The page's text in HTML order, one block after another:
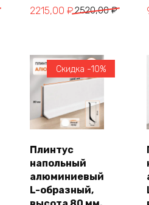
2520,00₽
Первоначальная
2520,00 ₽.
2215,00 ₽
Текущая
В
корзину
Скидка -10%
Плинтус
напольный
алюминиевый
L-образный,